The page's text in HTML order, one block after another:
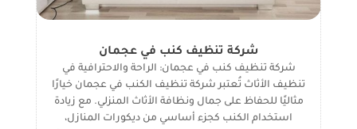
شركة تنظيف كنب في عجمان
شركة تنظيف كنب في عجمان: الراحة والاحترافية في
تنظيف الأثاث تُعتبر شركة تنظيف الكنب في عجمان خيارًا
مثاليًا للحفاظ على جمال ونظافة الأثاث المنزلي. مع زيادة
استخدام الكنب كجزء أساسي من ديكورات المنازل،